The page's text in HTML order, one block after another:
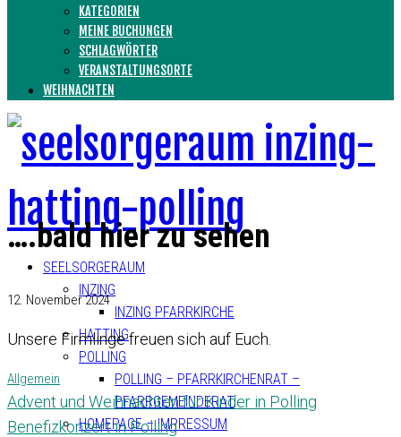
KATEGORIEN
MEINE BUCHUNGEN
SCHLAGWÖRTER
VERANSTALTUNGSORTE
WEIHNACHTEN
SEELSORGERAUM
INZING
INZING PFARRKIRCHE
HATTING
POLLING
POLLING – PFARRKIRCHENRAT –
PFARRGEMEINDERAT
HOMEPAGE – IMPRESSUM
….bald hier zu sehen
12. November 2024
Unsere Firmlinge freuen sich auf Euch.
Allgemein
Advent und Weihnachten für Kinder in Polling
Benefizkonzert in Polling